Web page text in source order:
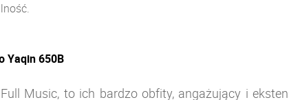
Yaqin 650B
Music, to ich bardzo obfity, angażujący i